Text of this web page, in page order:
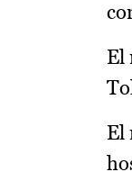
El
El